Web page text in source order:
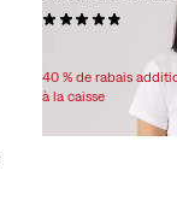
Price
Range
40 % de rabais
à la caisse